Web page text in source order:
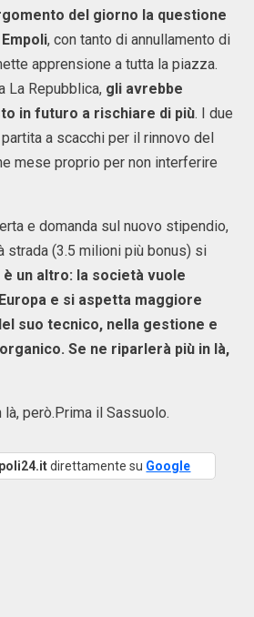
del giorno la questione
, con tanto di annullamento di
apprensione a tutta la piazza.
La Repubblica, gli avrebbe
in futuro a rischiare di più. I due
a scacchi per il rinnovo del
mese proprio per non interferire
e domanda sul nuovo stipendio,
strada (3.5 milioni più bonus) si
è un altro: la società vuole
e si aspetta maggiore
suo tecnico, nella gestione e
Se ne riparlerà più in là,
là, però.Prima il Sassuolo.
direttamente su Google